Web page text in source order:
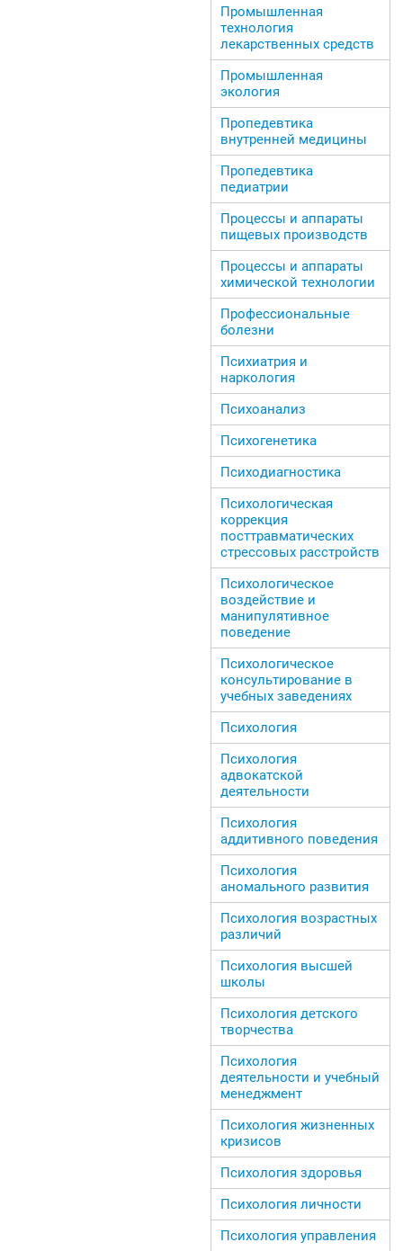
Промышленная
технология
лекарственных средств
Промышленная
экология
Пропедевтика
внутренней медицины
Пропедевтика
педиатрии
Процессы и аппараты
пищевых производств
Процессы и аппараты
химической технологии
Профессиональные
болезни
Психиатрия и
наркология
Психоанализ
Психогенетика
Психодиагностика
Психологическая
коррекция
посттравматических
стрессовых расстройств
Психологическое
воздействие и
манипулятивное
поведение
Психологическое
консультирование в
учебных заведениях
Психология
Психология
адвокатской
деятельности
Психология
аддитивного поведения
Психология
аномального развития
Психология возрастных
различий
Психология высшей
школы
Психология детского
творчества
Психология
деятельности и учебный
менеджмент
Психология жизненных
кризисов
Психология здоровья
Психология личности
Психология управления